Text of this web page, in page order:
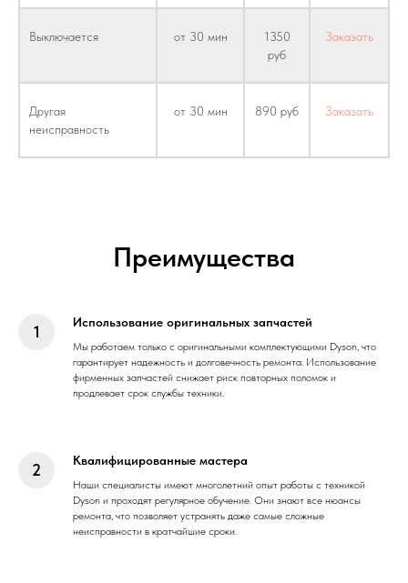
Выключается от 30 мин
1350
руб
Заказать
Другая
неисправность
от 30 мин 890 руб Заказать
Преимущества
Использование оригинальных запчастей
Мы работаем только с оригинальными комплектующими Dyson, что
гарантирует надежность и долговечность ремонта. Использование
фирменных запчастей снижает риск повторных поломок и
продлевает срок службы техники.
Квалифицированные мастера
Наши специалисты имеют многолетний опыт работы с техникой
Dyson и проходят регулярное обучение. Они знают все нюансы
ремонта, что позволяет устранять даже самые сложные
неисправности в кратчайшие сроки.